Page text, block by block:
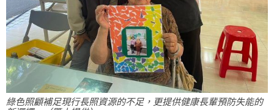
綠色照顧補足現行長照資源的不足，更提供健康長輩預防失能的